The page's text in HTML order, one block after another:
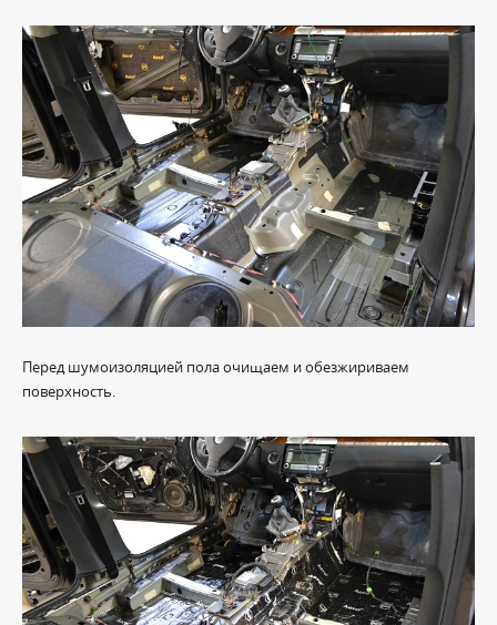
Перед шумоизоляцией пола очищаем и обезжириваем
поверхность.